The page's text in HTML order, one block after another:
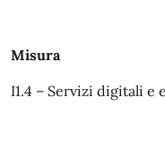
Misura
I1.4 – Servizi digitali